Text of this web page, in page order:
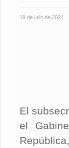
19 de julio de 2024
El
el